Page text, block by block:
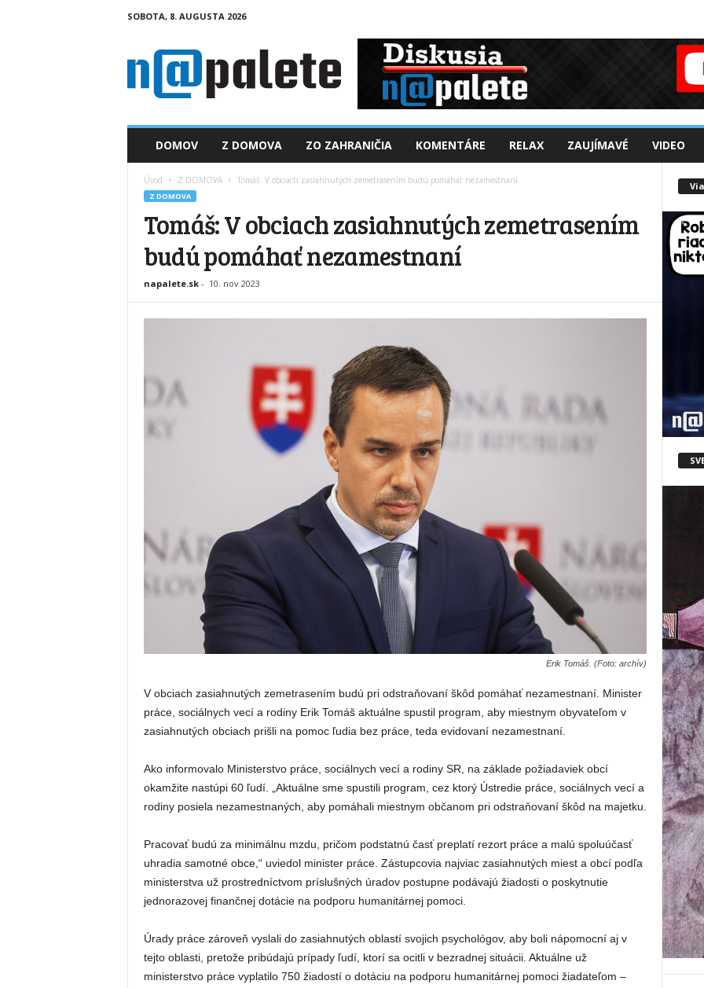
SOBOTA, 8. AUGUSTA 2026
a
DOMOV Z DOMOVA ZO ZAHRANIČIA KOMENTÁRE RELAX ZAUJÍMAVÉ VIDEO
Úvod Z DOMOVA Tomáš: V obciach zasiahnutých zemetrasením budú pomáhať nezamestnaní
Z DOMOVA
Tomáš: V obciach zasiahnutých zemetrasením
budú pomáhať nezamestnaní
napalete.sk- 10. nov 2023
Erik Tomáš. (Foto: archív)
V obciach zasiahnutých zemetrasením budú pri odstraňovaní škôd pomáhať nezamestnaní. Minister
práce, sociálnych vecí a rodiny Erik Tomáš aktuálne spustil program, aby miestnym obyvateľom v
zasiahnutých obciach prišli na pomoc ľudia bez práce, teda evidovaní nezamestnaní.
Ako informovalo Ministerstvo práce, sociálnych vecí a rodiny SR, na základe požiadaviek obcí
okamžite nastúpi 60 ľudí. „Aktuálne sme spustili program, cez ktorý Ústredie práce, sociálnych vecí a
rodiny posiela nezamestnaných, aby pomáhali miestnym občanom pri odstraňovaní škôd na majetku.
Pracovať budú za minimálnu mzdu, pričom podstatnú časť preplatí rezort práce a malú spoluúčasť
uhradia samotné obce,“ uviedol minister práce. Zástupcovia najviac zasiahnutých miest a obcí podľa
ministerstva už prostredníctvom príslušných úradov postupne podávajú žiadosti o poskytnutie
jednorazovej finančnej dotácie na podporu humanitárnej pomoci.
Úrady práce zároveň vyslali do zasiahnutých oblastí svojich psychológov, aby boli nápomocní aj v
tejto oblasti, pretože pribúdajú prípady ľudí, ktorí sa ocitli v bezradnej situácii. Aktuálne už
ministerstvo práce vyplatilo 750 žiadostí o dotáciu na podporu humanitárnej pomoci žiadateľom –